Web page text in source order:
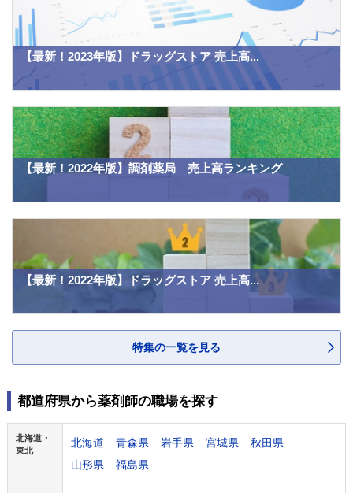
【最新！2023年版】ドラッグストア 売上高...
【最新！2022年版】調剤薬局 売上高ランキング
【最新！2022年版】ドラッグストア 売上高...
特集の一覧を見る
都道府県から薬剤師の職場を探す
北海道・
東北
北海道 青森県 岩手県 宮城県
秋田県
山形県
福島県